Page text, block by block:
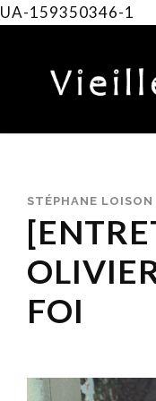
UA-159350346-1
STÉPHANE LOISON
FOI